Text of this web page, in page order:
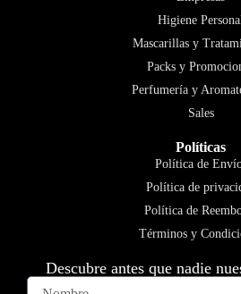
Higiene
Mascarillas y
Packs y
Perfumería y
Sales
Políticas
Política de
Política de
Política de
Términos y
Descubre antes que nadie